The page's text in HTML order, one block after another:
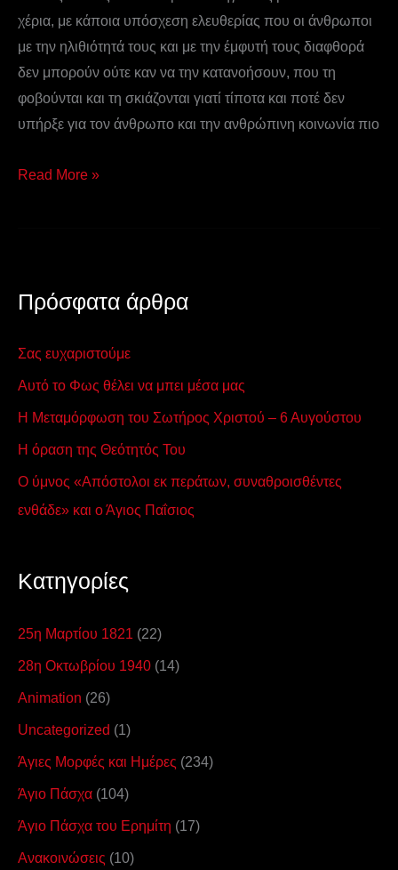
χέρια, με κάποια υπόσχεση ελευθερίας που οι άνθρωποι
με την ηλιθιότητά τους και με την έμφυτή τους διαφθορά
δεν μπορούν ούτε καν να την κατανοήσουν, που τη
φοβούνται και τη σκιάζονται γιατί τίποτα και ποτέ δεν
υπήρξε για τον άνθρωπο και την ανθρώπινη κοινωνία πιο
Read More »
Πρόσφατα άρθρα
Σας ευχαριστούμε
Αυτό το Φως θέλει να μπει μέσα μας
Η Μεταμόρφωση του Σωτήρος Χριστού – 6 Αυγούστου
Η όραση της Θεότητός Του
Ο ύμνος «Απόστολοι εκ περάτων, συναθροισθέντες
ενθάδε» και ο Άγιος Παΐσιος
Kατηγορίες
25η Μαρτίου 1821 (22)
28η Οκτωβρίου 1940 (14)
Animation (26)
Uncategorized (1)
Άγιες Μορφές και Ημέρες (234)
Άγιο Πάσχα (104)
Άγιο Πάσχα του Ερημίτη (17)
Ανακοινώσεις (10)